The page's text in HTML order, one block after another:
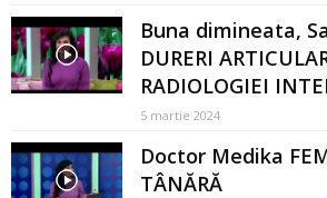
Buna dimineata,
DURERI
RADIOLOGIEI
5 martie 2024
Doctor Medika
TÂNĂRĂ